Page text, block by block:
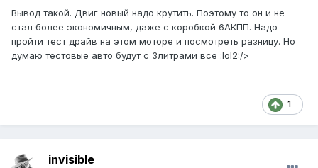
Вывод такой. Двиг новый надо крутить. Поэтому то он и не
стал более экономичным, даже с коробкой 6АКПП. Надо
пройти тест драйв на этом моторе и посмотреть разницу. Но
думаю тестовые авто будут с 3литрами все :lol2:/>
1
invisible